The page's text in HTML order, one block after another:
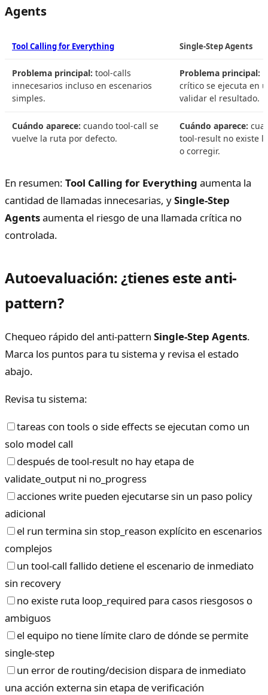
Agents
Tool Calling for Everything Single-Step Agents
Problema principal: tool-calls
innecesarios incluso en escenarios
simples.
Problema principal:
crítico se ejecuta en
validar el resultado.
Cuándo aparece: cuando tool-call se
vuelve la ruta por defecto.
Cuándo aparece:
tool-result no existe
o corregir.
En resumen: Tool Calling for Everything aumenta la
cantidad de llamadas innecesarias, ySingle-Step
Agentsaumenta el riesgo de una llamada crítica no
controlada.
Autoevaluación: ¿tienes este anti-
pattern?
Chequeo rápido del anti-pattern Single-Step Agents.
Marca los puntos para tu sistema y revisa el estado
abajo.
Revisa tu sistema:
tareas con tools o side effects se ejecutan como un
solo model call
después de tool-result no hay etapa de
validate_output ni no_progress
acciones write pueden ejecutarse sin un paso policy
adicional
el run termina sin stop_reason explícito en escenarios
complejos
un tool-call fallido detiene el escenario de inmediato
sin recovery
no existe ruta loop_required para casos riesgosos o
ambiguos
el equipo no tiene límite claro de dónde se permite
single-step
un error de routing/decision dispara de inmediato
una acción externa sin etapa de verificación